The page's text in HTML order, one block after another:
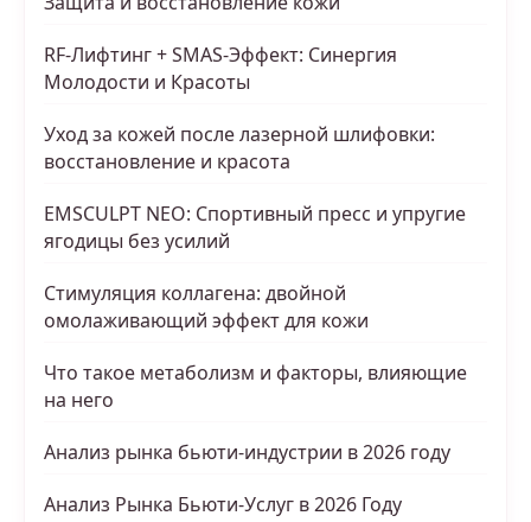
RF-Лифтинг + SMAS-Эффект: Синергия
Молодости и Красоты
Уход за кожей после лазерной шлифовки:
восстановление и красота
EMSCULPT NEO: Спортивный пресс и упругие
ягодицы без усилий
Стимуляция коллагена: двойной
омолаживающий эффект для кожи
Что такое метаболизм и факторы, влияющие
на него
Анализ рынка бьюти-индустрии в 2026 году
Анализ Рынка Бьюти-Услуг в 2026 Году